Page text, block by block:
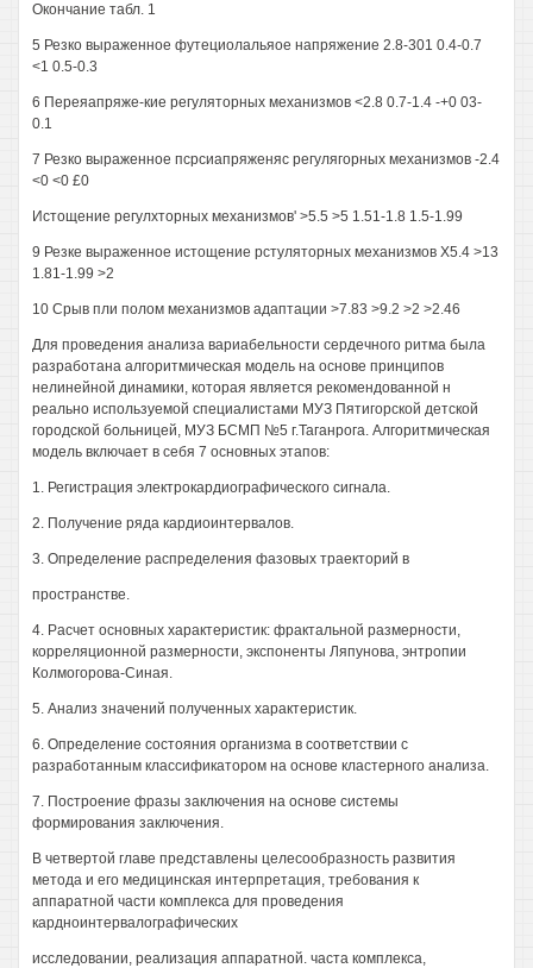
Окончание табл. 1
5 Резко выраженное футециолальяое напряжение 2.8-301 0.4-0.7
<1 0.5-0.3
6 Переяапряже-кие регуляторных механизмов <2.8 0.7-1.4 -+0 03-
0.1
7 Резко выраженное псрсиапряженяс регулягорных механизмов -2.4
<0 <0 £0
Истощение регулхторных механизмов' >5.5 >5 1.51-1.8 1.5-1.99
9 Резке выраженное истощение рстуляторных механизмов Х5.4 >13
1.81-1.99 >2
10 Срыв пли полом механизмов адаптации >7.83 >9.2 >2 >2.46
Для проведения анализа вариабельности сердечного ритма была
разработана алгоритмическая модель на основе принципов
нелинейной динамики, которая является рекомендованной н
реально используемой специалистами МУЗ Пятигорской детской
городской больницей, МУЗ БСМП №5 г.Таганрога. Алгоритмическая
модель включает в себя 7 основных этапов:
1. Регистрация электрокардиографического сигнала.
2. Получение ряда кардиоинтервалов.
3. Определение распределения фазовых траекторий в
пространстве.
4. Расчет основных характеристик: фрактальной размерности,
корреляционной размерности, экспоненты Ляпунова, энтропии
Колмогорова-Синая.
5. Анализ значений полученных характеристик.
6. Определение состояния организма в соответствии с
разработанным классификатором на основе кластерного анализа.
7. Построение фразы заключения на основе системы
формирования заключения.
В четвертой главе представлены целесообразность развития
метода и его медицинская интерпретация, требования к
аппаратной части комплекса для проведения
кардноинтервалографических
исследовании, реализация аппаратной. часта комплекса,